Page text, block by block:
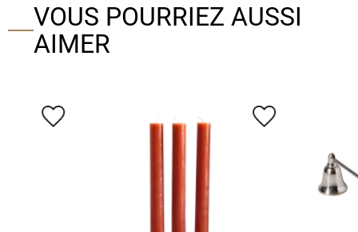
VOUS POURRIEZ AUSSI
AIMER
favorite_border favorite_border